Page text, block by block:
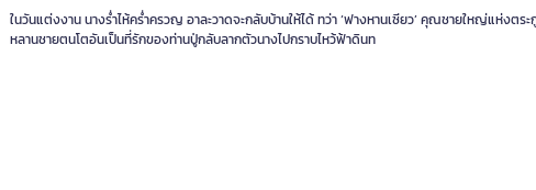
ในวันแต่งงาน นางร่ำไห้คร่ำครวญ อาละวาดจะกลับบ้านให้ได้ ทว่า ‘ฟางหานเซียว’ คุณชายใหญ่แห่งตร
หลานชายตนโตอันเป็นที่รักของท่านปู่กลับลากตัวนางไปกราบไหว้ฟ้าดินท